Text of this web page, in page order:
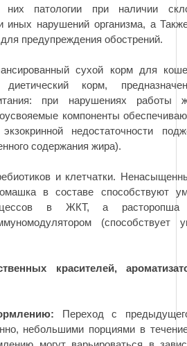
патологии при наличии
иных нарушений организма, а
предупреждения обострений.
сухой корм для
корм,
при нарушениях работы
компоненты
недостаточности
содержания жира).
и клетчатки.
в составе способствуют
в ЖКТ, а расторопша
(способствует
красителей,
Переход с
небольшими порциями в